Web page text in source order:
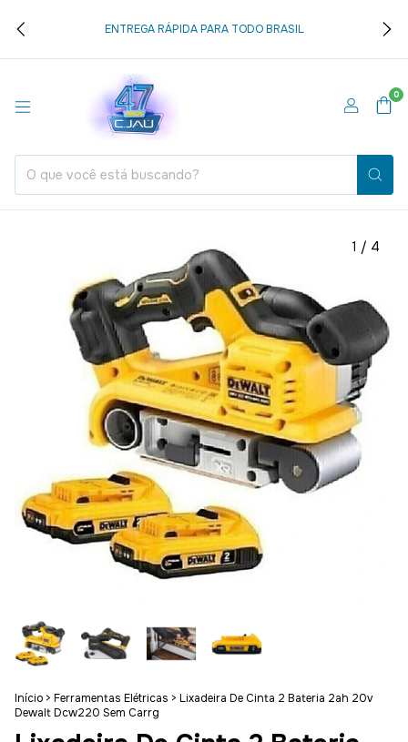
ENTREGA RÁPIDA PARA TODO BRASIL
0
1 / 4
Início > Ferramentas Elétricas > Lixadeira De Cinta 2 Bateria 2ah 20v
Dewalt Dcw220 Sem Carrg